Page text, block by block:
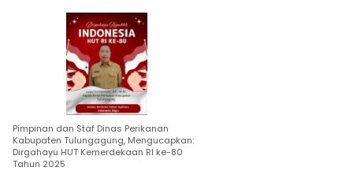
Pimpinan dan Staf Dinas Perikanan
Kabupaten Tulungagung, Mengucapkan:
Dirgahayu HUT Kemerdekaan RI ke-80
Tahun 2025